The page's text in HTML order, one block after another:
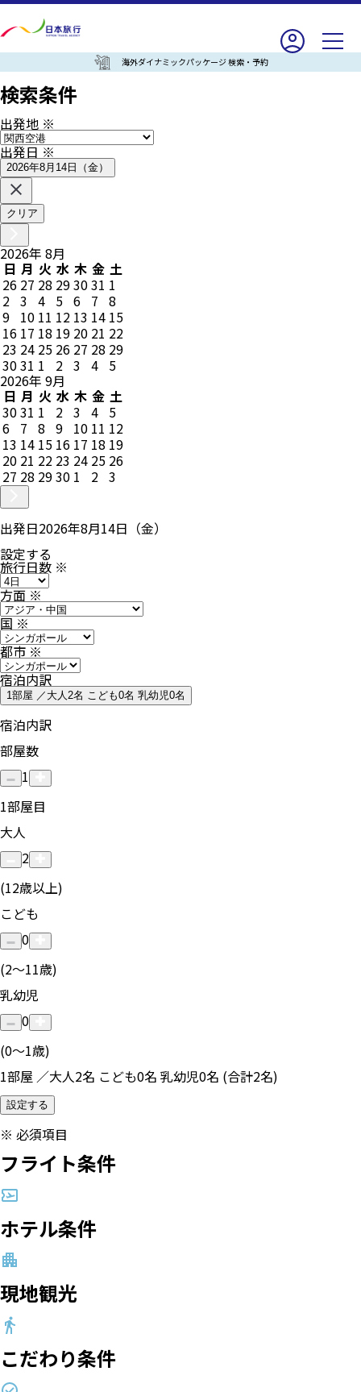
海外ダイナミックパッケージ 検索・予約
検索条件
出発地 ※
出発日※
2026年8月14日（金）
クリア
2026年 8月
日 月 火 水 木 金 土
26 27 28 293031 1
2 3 4 5 6 7 8
9 10 11 12 13 14 15
16 17 18 19 20 21 22
23 24 25 26 27 28 29
3031 1 2 3 4 5
2026年 9月
日 月 火 水 木 金 土
3031 1 2 3 4 5
6 7 8 9 10 11 12
13 14 15 16 17 18 19
20 21 22 23 24 25 26
27 28 2930 1 2 3
出発日2026年8月14日（金）
設定する
旅行日数 ※
方面※
国※
都市※
宿泊内訳
1部屋 ／大人2名 こども0名 乳幼児0名
宿泊内訳
部屋数
1
1部屋目
大人
2
(12歳以上)
こども
0
(2〜11歳)
乳幼児
0
(0〜1歳)
1部屋 ／大人2名 こども0名 乳幼児0名 (合計2名)
設定する
※ 必須項目
フライト条件
ホテル条件
現地観光
こだわり条件